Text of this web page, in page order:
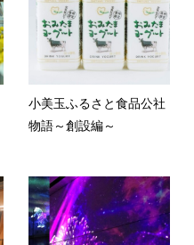
小美玉ふるさと食品公社
物語～創設編～